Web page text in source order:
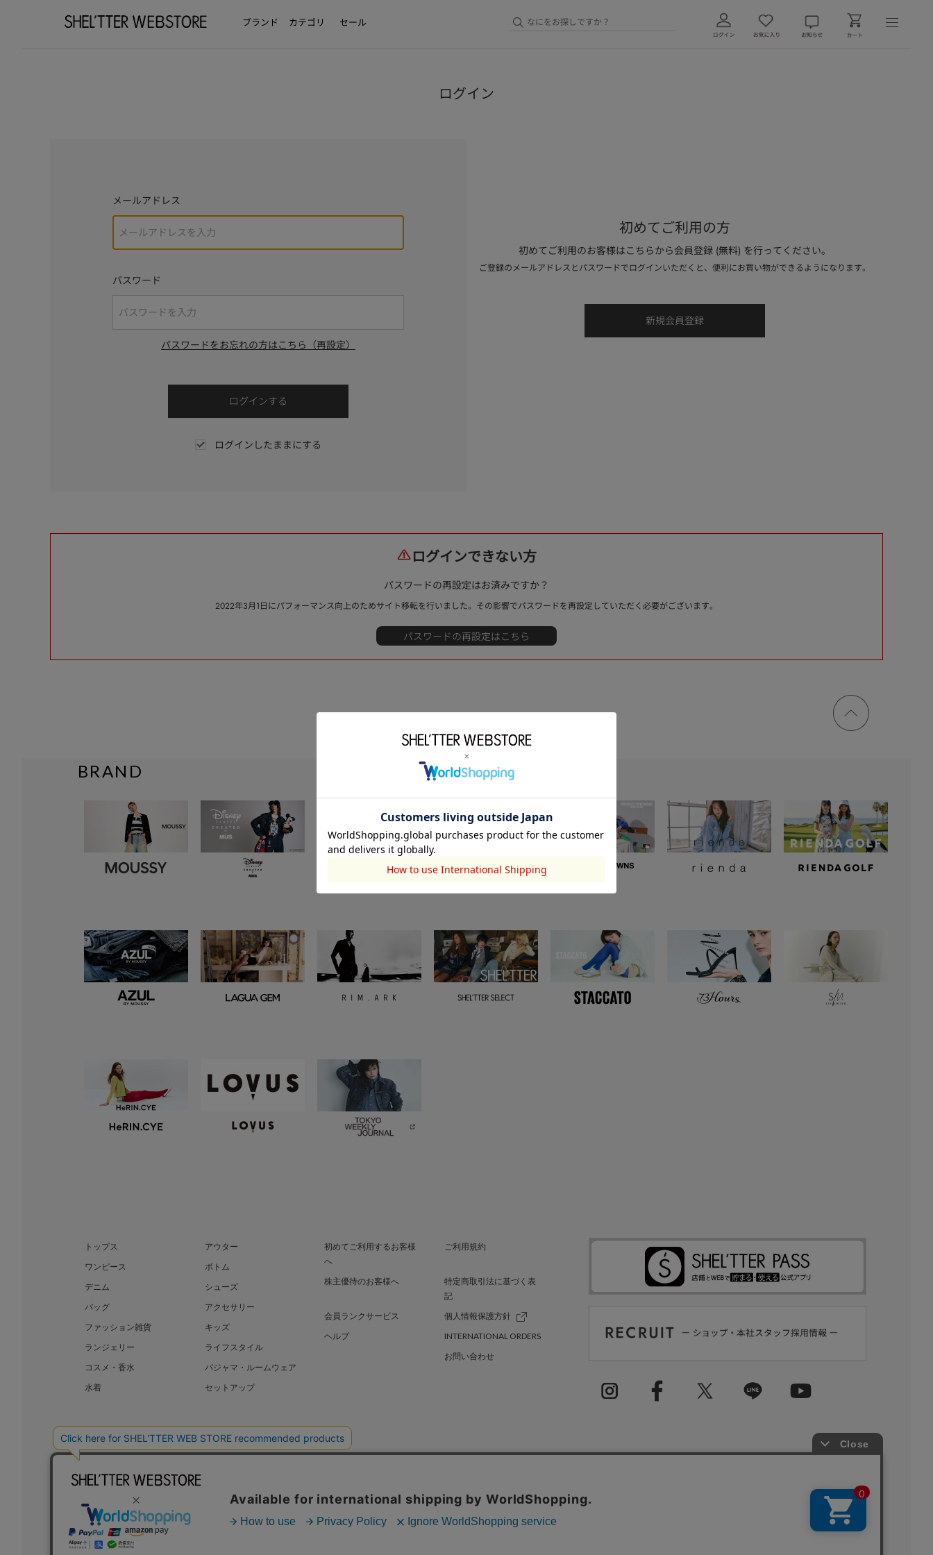
ブランド カテゴリ セール
ログイン
メールアドレス
パスワード
パスワードをお忘れの方はこちら（再設定）
ログインしたままにする
初めてご利用の方
初めてご利用のお客様はこちらから会員登録 (無料) を行ってください。
ご登録のメールアドレスとパスワードでログインいただくと、便利にお買い物ができるようになります。
ログインできない方
パスワードの再設定はお済みですか？
2022年3月1日にパフォーマンス向上のためサイト移転を行いました。その影響でパスワードを再設定していただく必要がございます。
ページ
トップ
BRAND
トップス
アウター
ワンピース
ボトム
デニム
シューズ
バッグ
アクセサリー
ファッション雑貨
キッズ
ランジェリー
ライフスタイル
コスメ・香水
パジャマ・ルームウェア
水着
セットアップ
初めてご利用するお客様
へ
ご利用規約
株主優待のお客様へ
特定商取引法に基づく表
記
会員ランクサービス
個人情報保護方針
ヘルプ
INTERNATIONAL ORDERS
お問い合わせ
BAROQUE JAPAN LIMITED SHEL’TTER GREEN 採用情報
COPYRIGHT © BAROQUE JAPAN LIMITED ALL RIGHTS RESERVED.